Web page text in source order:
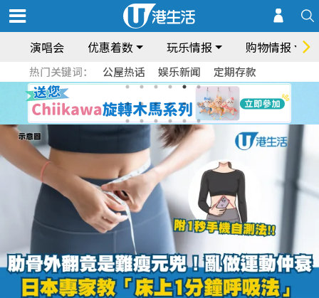
演唱会 优惠着数 玩乐情报 购物情报
热门关键词： 公屋热话 娱乐新闻 定期存款